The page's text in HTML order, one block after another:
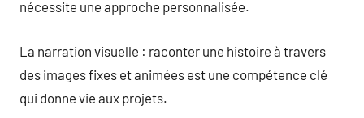
nécessite une approche personnalisée.
La narration visuelle : raconter une histoire à travers
des images fixes et animées est une compétence clé
qui donne vie aux projets.